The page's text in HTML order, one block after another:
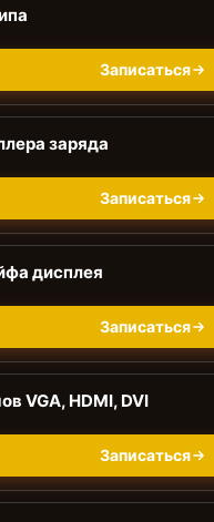
Записаться
заряда
Записаться
дисплея
Записаться
VGA, HDMI, DVI
Записаться